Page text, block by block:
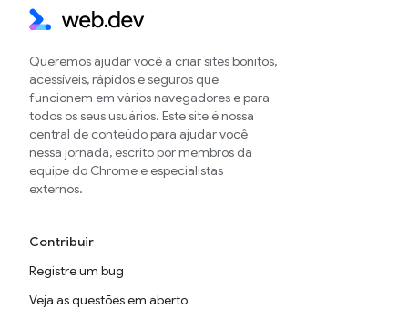
Queremos ajudar você a criar sites bonitos,
acessíveis, rápidos e seguros que
funcionem em vários navegadores e para
todos os seus usuários. Este site é nossa
central de conteúdo para ajudar você
nessa jornada, escrito por membros da
equipe do Chrome e especialistas
externos.
Contribuir
Registre um bug
Veja as questões em aberto